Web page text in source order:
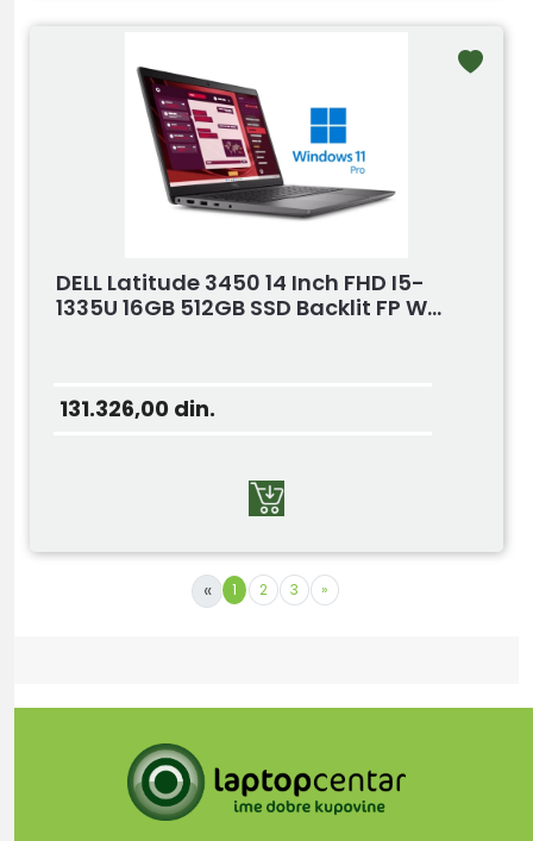
DELL Latitude 3450 14 Inch FHD I5-
1335U 16GB 512GB SSD Backlit FP W...
131.326,00 din.
« 1 2 3 »